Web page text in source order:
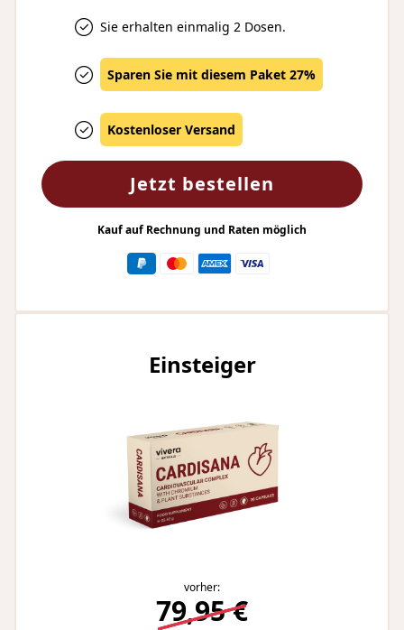
Einsteiger
vorher:
79,95 €
Sie erhalten einmalig 2 Dosen.
Sparen Sie mit diesem Paket 27%
Kostenloser Versand
Jetzt bestellen
Kauf auf Rechnung und Raten möglich